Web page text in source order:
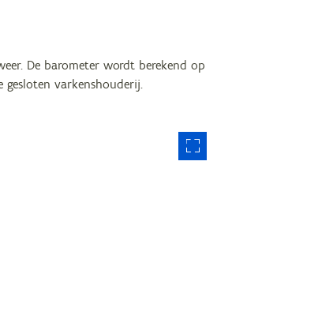
De barometer wordt berekend op
varkenshouderij.